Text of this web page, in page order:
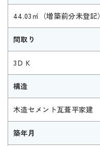
44.03㎡（増築前分未登記）
間取り
3ＤＫ
構造
木造セメント瓦葺平家建
築年月